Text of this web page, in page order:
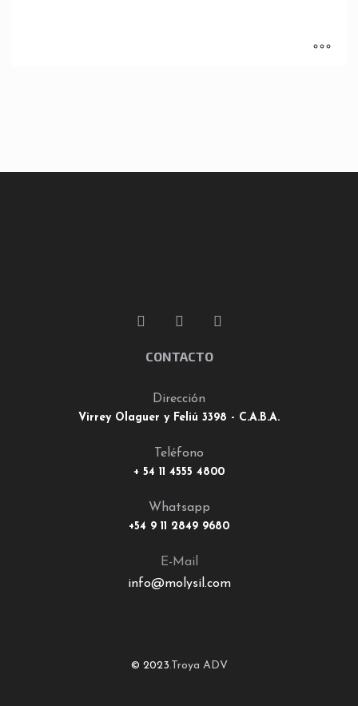
CONTACTO
Dirección
Virrey Olaguer y Feliú 3398 - C.A.B.A.
Teléfono
+ 54 11 4555 4800
Whatsapp
+54 9 11 2849 9680
E-Mail
info@molysil.com
© 2023.Troya ADV